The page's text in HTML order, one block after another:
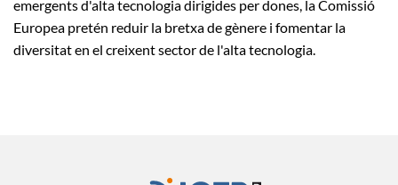
emergents d'alta tecnologia dirigides per dones, la Comissió
Europea pretén reduir la bretxa de gènere i fomentar la
diversitat en el creixent sector de l'alta tecnologia.